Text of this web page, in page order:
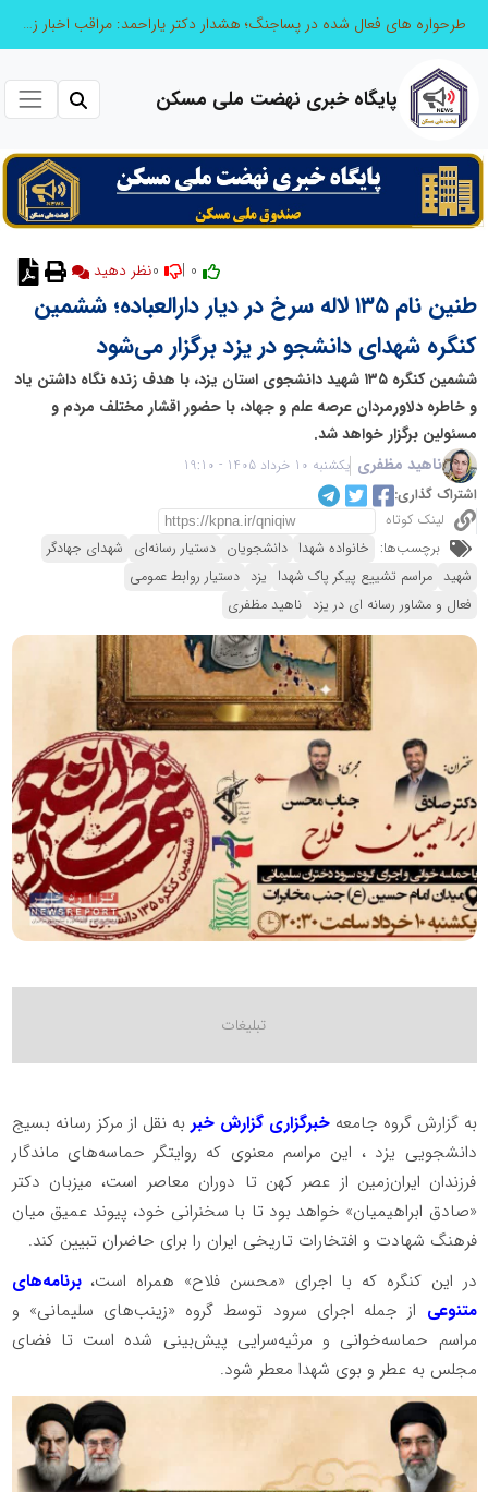
طرحواره های فعال شده در پساجنگ؛ هشدار دکتر یاراحمد: مراقب اخبار زرد و واکنش های هیجانی باشید
پایگاه خبری نهضت ملی مسکن
نظر دهید
طنین نام ۱۳۵ لاله سرخ در دیار دارالعباده؛ ششمین
کنگره شهدای دانشجو در یزد برگزار می‌شود
ششمین کنگره ۱۳۵ شهید دانشجوی استان یزد، با هدف زنده نگاه داشتن یاد
و خاطره دلاورمردان عرصه علم و جهاد، با حضور اقشار مختلف مردم و
مسئولین برگزار خواهد شد.
ناهید مظفری یکشنبه 10 خرداد 1405 - 19:10
اشتراک گذاری:
لینک کوتاه
برچسب‌ها: خانواده شهدا دانشجویان دستیار رسانه‌ای شهدای جهادگر
شهید مراسم تشییع پیکر پاک شهدا یزد دستیار روابط عمومی
فعال و مشاور رسانه ای در یزد ناهید مظفری
به گزارش گروه جامعه خبرگزاری گزارش خبر به نقل از مرکز رسانه بسیج
دانشجویی یزد ، این مراسم معنوی که روایتگر حماسه‌های ماندگار
فرزندان ایران‌زمین از عصر کهن تا دوران معاصر است، میزبان دکتر
«صادق ابراهیمیان» خواهد بود تا با سخنرانی خود، پیوند عمیق میان
فرهنگ شهادت و افتخارات تاریخی ایران را برای حاضران تبیین کند.
در این کنگره که با اجرای «محسن فلاح» همراه است، برنامه‌های
متنوعی از جمله اجرای سرود توسط گروه «زینب‌های سلیمانی» و
مراسم حماسه‌خوانی و مرثیه‌سرایی پیش‌بینی شده است تا فضای
مجلس به عطر و بوی شهدا معطر شود.